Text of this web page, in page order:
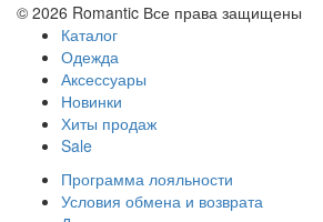
© 2026 Romantic Все права защищены
Каталог
Одежда
Аксессуары
Новинки
Хиты продаж
Sale
Программа лояльности
Условия обмена и возврата